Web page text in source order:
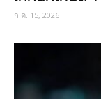
ก.ค. 15, 2026